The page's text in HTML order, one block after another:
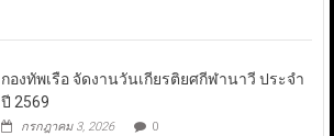
กองทัพเรือ จัดงานวันเกียรติยศกีฬานาวี ประจำ
ปี 2569
กรกฎาคม 3, 2026 0